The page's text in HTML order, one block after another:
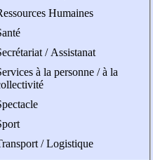
Humaines
/ Assistanat
à la personne / à la
/ Logistique